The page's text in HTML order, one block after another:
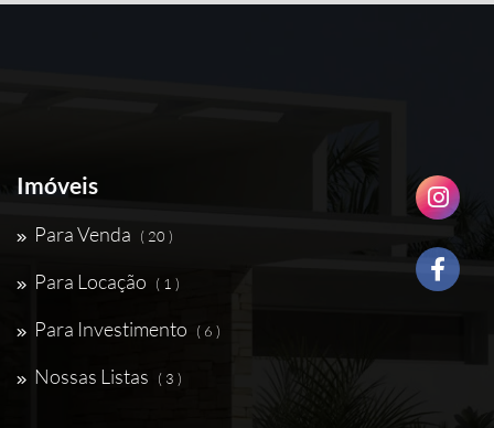
Imóveis
Para Venda ( 20 )
Para Locação ( 1 )
Para Investimento ( 6 )
Nossas Listas ( 3 )